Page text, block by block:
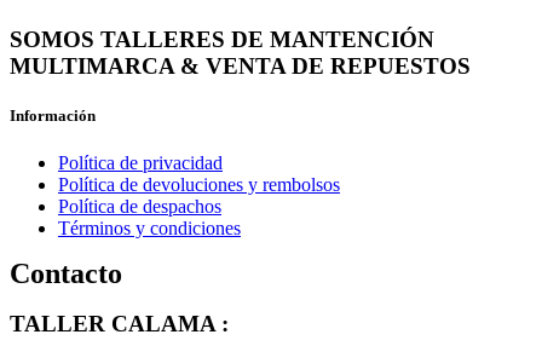
SOMOS TALLERES DE MANTENCIÓN
MULTIMARCA & VENTA DE REPUESTOS
Información
Política de privacidad
Política de devoluciones y rembolsos
Política de despachos
Términos y condiciones
Contacto
TALLER CALAMA :